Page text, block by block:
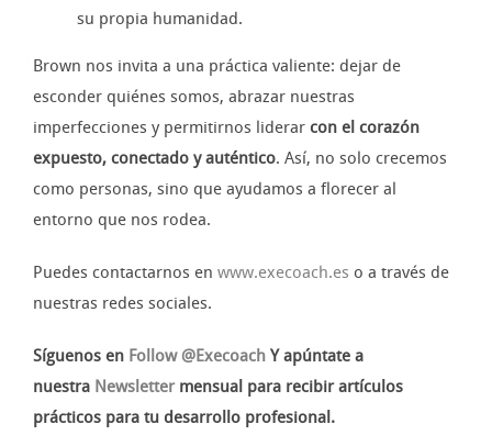
su propia humanidad.
Brown nos invita a una práctica valiente: dejar de
esconder quiénes somos, abrazar nuestras
imperfecciones y permitirnos liderar con el corazón
expuesto, conectado y auténtico. Así, no solo crecemos
como personas, sino que ayudamos a florecer al
entorno que nos rodea.
Puedes contactarnos en www.execoach.es o a través de
nuestras redes sociales.
Síguenos en Follow @Execoach Y apúntate a
nuestra Newslettermensual para recibir artículos
prácticos para tu desarrollo profesional.